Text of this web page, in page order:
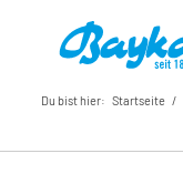
Du bist hier: Startseite /